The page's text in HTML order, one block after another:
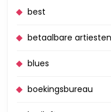
best
betaalbare artiesten
blues
boekingsbureau